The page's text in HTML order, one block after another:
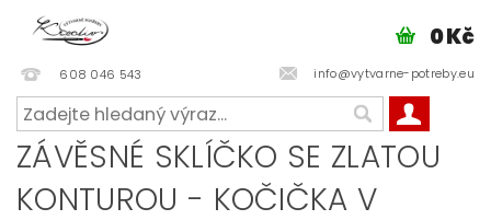
608 046 543 info@vytvarne-potreby.eu
0 Kč
ZÁVĚSNÉ SKLÍČKO SE ZLATOU
KONTUROU - KOČIČKA V